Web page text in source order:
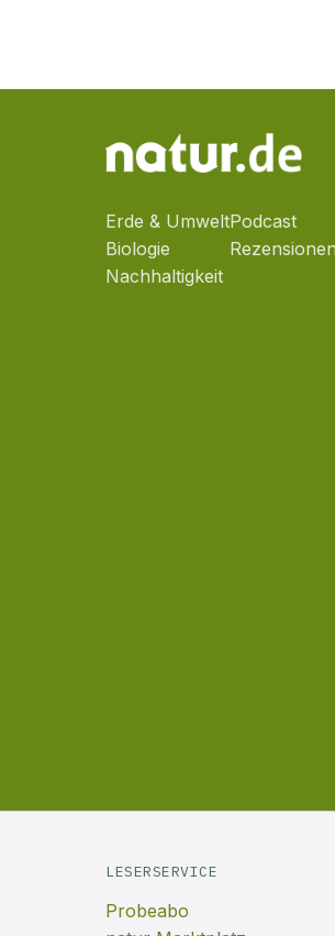
Erde & Umwelt
Biologie
Nachhaltigkeit
Podcast
Rezensionen
LESERSERVICE
Probeabo